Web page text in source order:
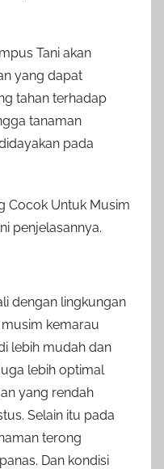
Tani akan
yang dapat
tahan terhadap
tanaman
pada
Cocok Untuk Musim
penjelasannya.
dengan lingkungan
kemarau
lebih mudah dan
lebih optimal
yang rendah
Selain itu pada
terong
Dan kondisi